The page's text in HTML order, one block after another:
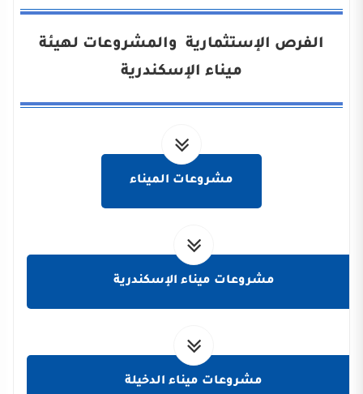
الفرص الإستثمارية والمشروعات لهيئة
ميناء الإسكندرية
مشروعات الميناء
مشروعات ميناء الإسكندرية
مشروعات ميناء الدخيلة